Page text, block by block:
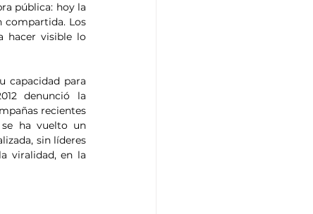
pública: hoy la
compartida. Los
hacer visible lo
capacidad para
denunció la
recientes
ha vuelto un
sin líderes
viralidad, en la